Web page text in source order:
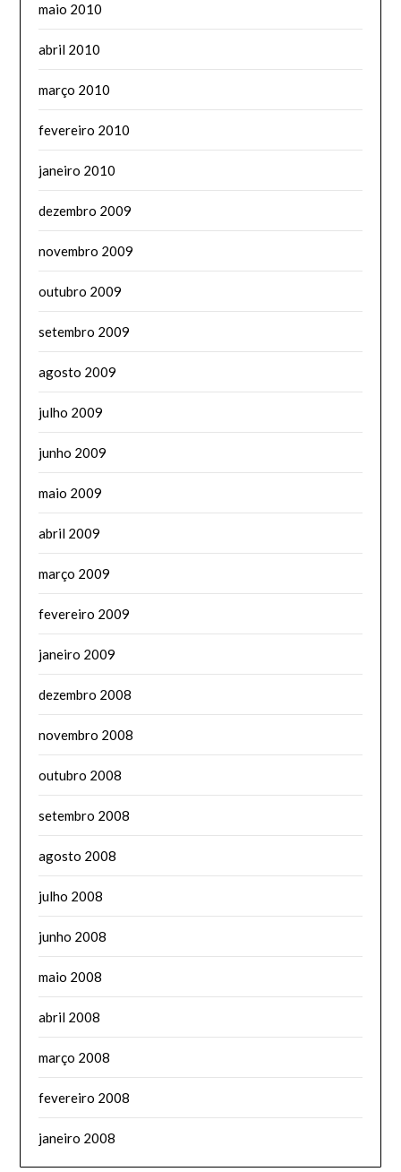
maio 2010
abril 2010
março 2010
fevereiro 2010
janeiro 2010
dezembro 2009
novembro 2009
outubro 2009
setembro 2009
agosto 2009
julho 2009
junho 2009
maio 2009
abril 2009
março 2009
fevereiro 2009
janeiro 2009
dezembro 2008
novembro 2008
outubro 2008
setembro 2008
agosto 2008
julho 2008
junho 2008
maio 2008
abril 2008
março 2008
fevereiro 2008
janeiro 2008